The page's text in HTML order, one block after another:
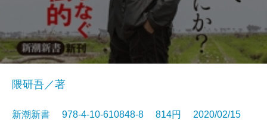
隈研吾／著
新潮新書 978-4-10-610848-8 814円 2020/02/15